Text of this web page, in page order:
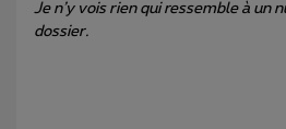
Je n’y vois rien qui ressemble à un
dossier.